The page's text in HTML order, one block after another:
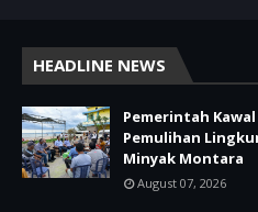
HEADLINE NEWS
Pemerintah
Pemulihan
Minyak Montara
August 07, 2026